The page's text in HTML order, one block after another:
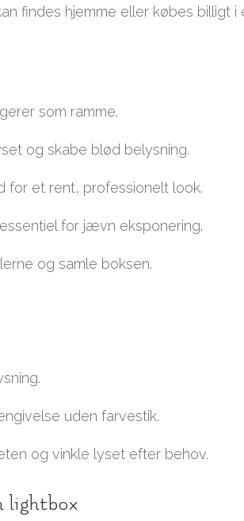
findes hjemme eller købes billigt i
som ramme.
og skabe blød belysning.
for et rent, professionelt look.
for jævn eksponering.
og samle boksen.
uden farvestik.
og vinkle lyset efter behov.
lightbox